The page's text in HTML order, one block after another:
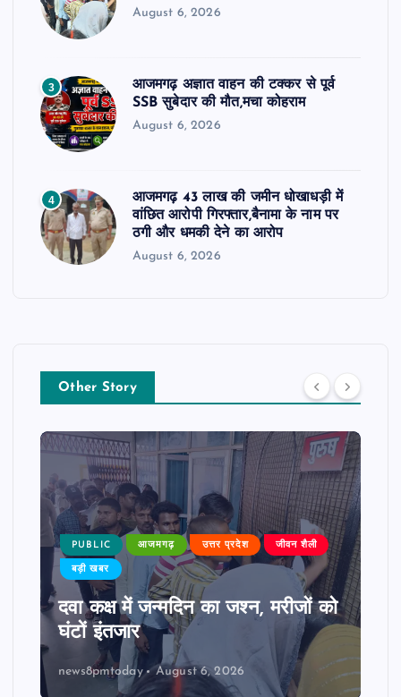
August 6, 2026
3
आजमगढ़ अज्ञात वाहन की टक्कर से पूर्व
SSB सुबेदार की मौत,मचा कोहराम
August 6, 2026
4
आजमगढ़ 43 लाख की जमीन धोखाधड़ी में
वांछित आरोपी गिरफ्तार,बैनामा के नाम पर
ठगी और धमकी देने का आरोप
August 6, 2026
Other Story
PUBLIC आजमगढ़ उत्तर प्रदेश जीवन शैली
बड़ी खबर
दवा कक्ष में जन्मदिन का जश्न, मरीजों को
घंटों इंतजार
news8pmtoday August 6, 2026